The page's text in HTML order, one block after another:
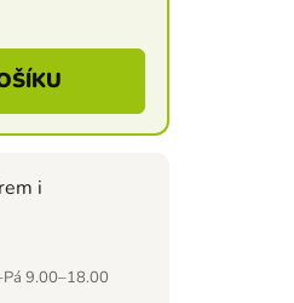
i
9.00–18.00